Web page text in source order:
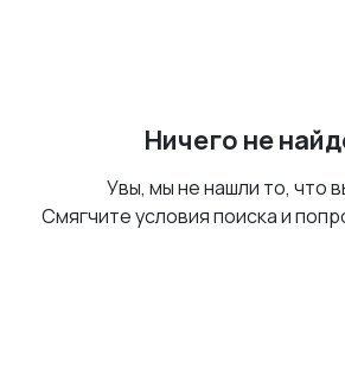
Ничего не
Увы, мы не нашли то, что
Смягчите условия поиска и